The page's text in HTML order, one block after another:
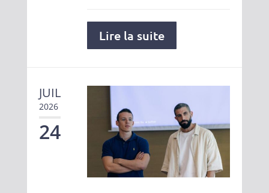
Lire la suite
JUIL
2026
24